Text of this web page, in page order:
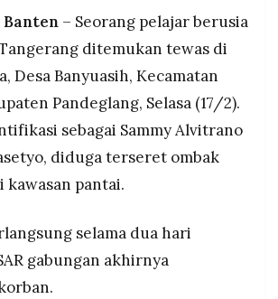
Pandeglang setelah hilang
09.30 WIB pada Selasa (17/2),
dari lokasi korban terakhir
ke Puskesmas Sumur sebelum
ditutup setelah penemuan
Banten– Seorang pelajar berusia
ditemukan tewas di
Desa Banyuasih, Kecamatan
Pandeglang, Selasa (17/2).
sebagai Sammy Alvitrano
diduga terseret ombak
kawasan pantai.
selama dua hari
gabungan akhirnya